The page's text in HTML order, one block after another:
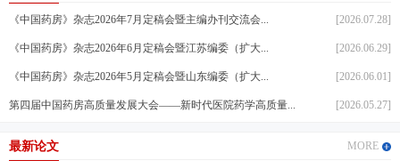
《中国药房》杂志2026年7月定稿会暨主编办刊交流会... [2026.07.28]
《中国药房》杂志2026年6月定稿会暨江苏编委（扩大... [2026.06.29]
《中国药房》杂志2026年5月定稿会暨山东编委（扩大... [2026.06.01]
第四届中国药房高质量发展大会——新时代医院药学高质量... [2026.05.27]
最新论文 MORE